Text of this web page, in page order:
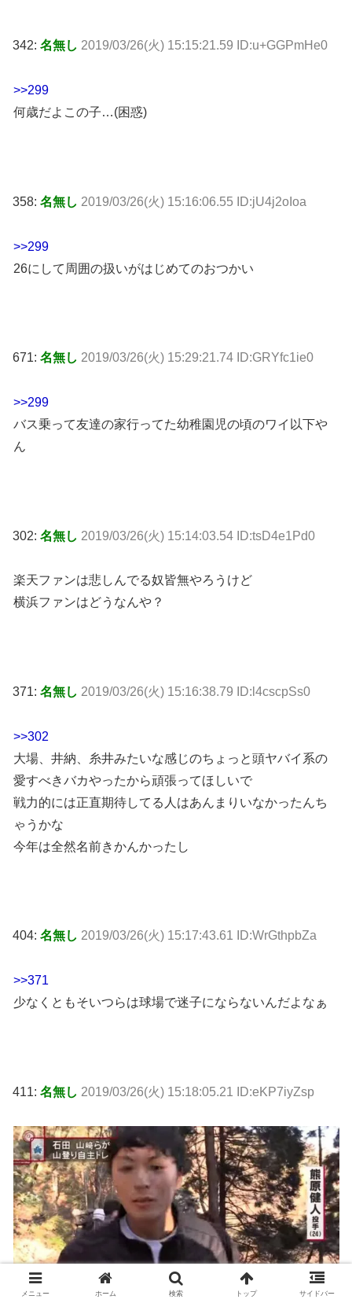
342: 名無し 2019/03/26(火) 15:15:21.59 ID:u+GGPmHe0
>>299
何歳だよこの子…(困惑)
358: 名無し 2019/03/26(火) 15:16:06.55 ID:jU4j2oIoa
>>299
26にして周囲の扱いがはじめてのおつかい
671: 名無し 2019/03/26(火) 15:29:21.74 ID:GRYfc1ie0
>>299
バス乗って友達の家行ってた幼稚園児の頃のワイ以下や
ん
302: 名無し 2019/03/26(火) 15:14:03.54 ID:tsD4e1Pd0
楽天ファンは悲しんでる奴皆無やろうけど
横浜ファンはどうなんや？
371: 名無し 2019/03/26(火) 15:16:38.79 ID:l4cscpSs0
>>302
大場、井納、糸井みたいな感じのちょっと頭ヤバイ系の
愛すべきバカやったから頑張ってほしいで
戦力的には正直期待してる人はあんまりいなかったんち
ゃうかな
今年は全然名前きかんかったし
404: 名無し 2019/03/26(火) 15:17:43.61 ID:WrGthpbZa
>>371
少なくともそいつらは球場で迷子にならないんだよなぁ
411: 名無し 2019/03/26(火) 15:18:05.21 ID:eKP7iyZsp
メニュー ホーム 検索 トップ サイドバー